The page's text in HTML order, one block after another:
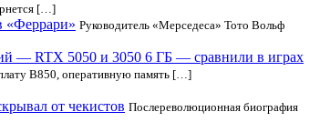
[…]
«Феррари» Руководитель «Мерседеса» Тото Вольф
— RTX 5050 и 3050 6 ГБ — сравнили в играх
B850, оперативную память […]
от чекистов Послереволюционная биография